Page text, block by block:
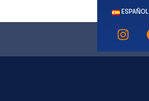
ESPAÑOL